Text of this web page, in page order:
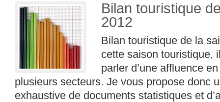
Bilan touristique
2012
Bilan touristique de la
cette saison touristique,
parler d’une affluence
plusieurs secteurs. Je vous propose donc
exhaustive de documents statistiques et